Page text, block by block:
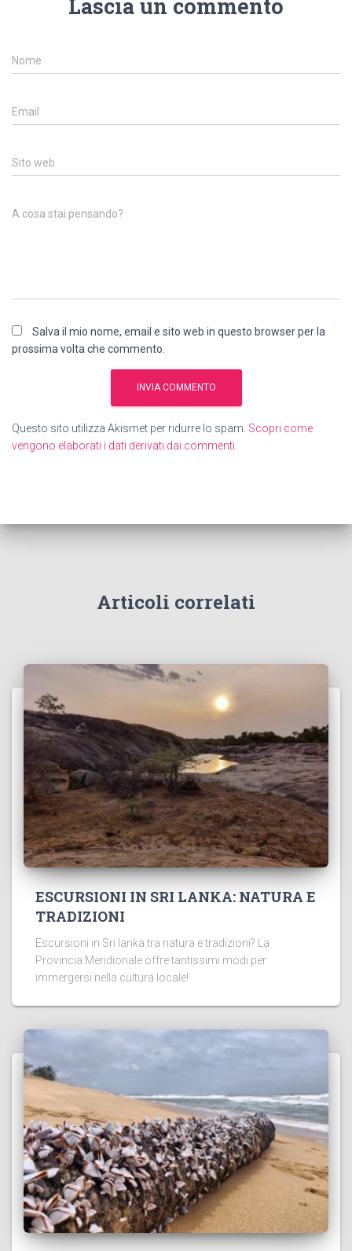
Lascia un commento
Nome
Email
Sito web
A cosa stai pensando?
Salva il mio nome, email e sito web in questo browser per la
prossima volta che commento.
Questo sito utilizza Akismet per ridurre lo spam. Scopri come
vengono elaborati i dati derivati dai commenti
Articoli correlati
ESCURSIONI IN SRI LANKA: NATURA E
TRADIZIONI
Escursioni in Sri lanka tra natura e tradizioni? La
Provincia Meridionale offre tantissimi modi per
immergersi nella cultura locale!